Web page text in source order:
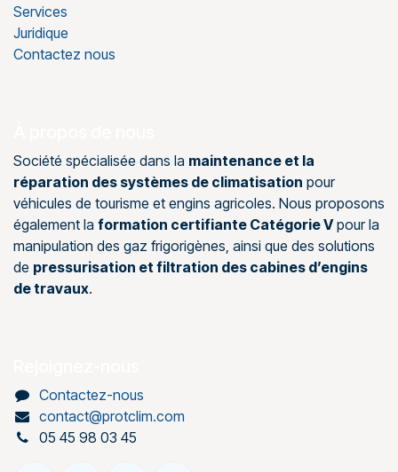
Services
Juridique
Contactez nous
Société spécialisée dans la maintenance et la
réparation des systèmes de climatisation pour
véhicules de tourisme et engins agricoles. Nous proposons
également la formation certifiante Catégorie Vpour la
manipulation des gaz frigorigènes, ainsi que des solutions
de pressurisation et filtration des cabines d’engins
de travaux.
Contactez-nous
contact@protclim.com
05 45 98 03 45